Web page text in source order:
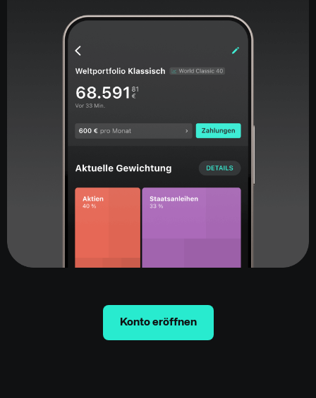
Konto eröffnen